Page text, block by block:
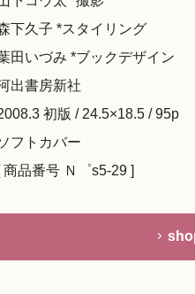
下久子 *スタイリング
田いづみ *ブックデザイン
出書房新社
初版 / 24.5×18.5 / 95p
フトカバー
商品番号 Ｎ゜s5-29 ]